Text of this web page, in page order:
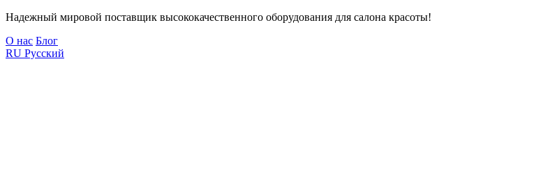
Надежный мировой поставщик высококачественного оборудования для салона красоты!
О нас Блог
RU Русский